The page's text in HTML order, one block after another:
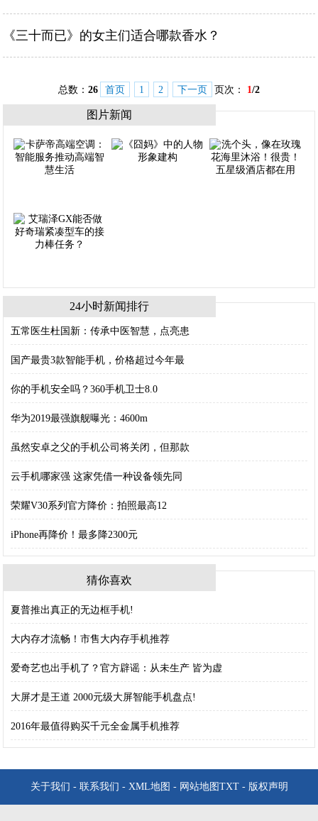
《三十而已》的女主们适合哪款香水？
总数： 26 首页 1 2 下一页 页次： 1/2
图片新闻
24小时新闻排行
五常医生杜国新：传承中医智慧，点亮患
国产最贵3款智能手机，价格超过今年最
你的手机安全吗？360手机卫士8.0
华为2019最强旗舰曝光：4600m
虽然安卓之父的手机公司将关闭，但那款
云手机哪家强 这家凭借一种设备领先同
荣耀V30系列官方降价：拍照最高12
iPhone再降价！最多降2300元
猜你喜欢
夏普推出真正的无边框手机!
大内存才流畅！市售大内存手机推荐
爱奇艺也出手机了？官方辟谣：从未生产 皆为虚
大屏才是王道 2000元级大屏智能手机盘点!
2016年最值得购买千元全金属手机推荐
关于我们 - 联系我们 - XML地图 - 网站地图 TXT- 版权声明